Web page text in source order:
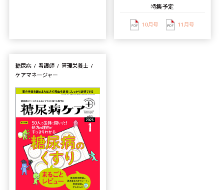
特集予定
10月号 11月号
糖尿病 看護師
管理栄養士
ケアマネージャー